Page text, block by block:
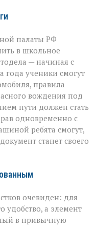
палаты РФ
в школьное
— начиная с
года ученики смогут
правила
вождения под
пути должен стать
одновременно с
ребята смогут,
станет своего
очевиден: для
удобство, а элемент
в привычную